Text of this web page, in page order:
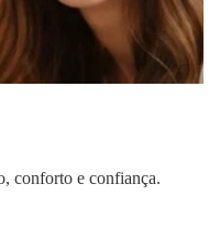
conforto e confiança.